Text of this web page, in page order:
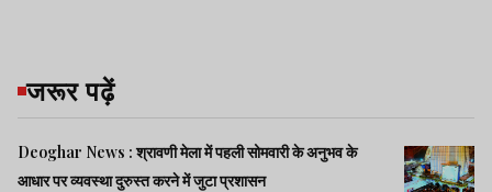
जरूर पढ़ें
Deoghar News : श्रावणी मेला में पहली सोमवारी के अनुभव के
आधार पर व्यवस्था दुरुस्त करने में जुटा प्रशासन